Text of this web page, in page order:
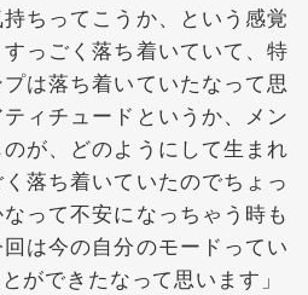
ちってこうか、という感覚
っごく落ち着いていて、特
は落ち着いていたなって思
ィチュードというか、メン
が、どのようにして生まれ
落ち着いていたのでちょっ
って不安になっちゃう時も
は今の自分のモードってい
ができたなって思います」